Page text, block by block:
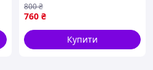
матеріал леза YG9 Yato YT-
419812
760 ₴
800₴
Купити